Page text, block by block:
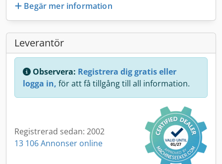
Begär mer information
Leverantör
Observera: Registrera dig gratis eller
logga in, för att få tillgång till all information.
Registrerad sedan: 2002
13 106 Annonser online